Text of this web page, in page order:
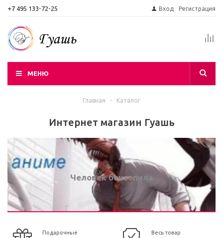
+7 495 133-72-25 Вход Регистрация
МЕНЮ
Главная - Каталог
Интернет магазин Гуашь
Человек бензопила
Подарочные
Весь товар